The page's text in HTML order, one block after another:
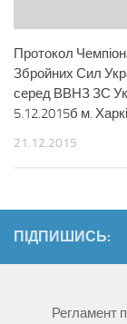
Протокол
Збройних Сил
серед ВВНЗ ЗС
5.12.2015б м.
21.12.2015
ПІДПИШИСЬ:
Регламент